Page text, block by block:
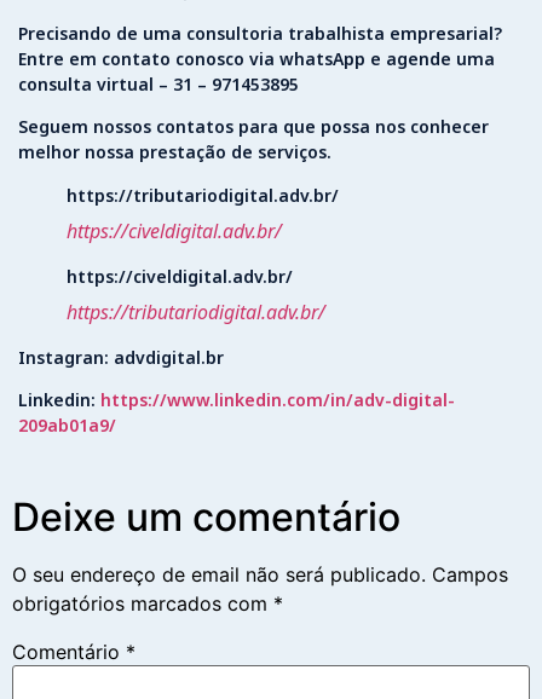
Precisando de uma consultoria trabalhista empresarial?
Entre em contato conosco via whatsApp e agende uma
consulta virtual – 31 – 971453895
Seguem nossos contatos para que possa nos conhecer
melhor nossa prestação de serviços.
https://tributariodigital.adv.br/
https://civeldigital.adv.br/
https://civeldigital.adv.br/
https://tributariodigital.adv.br/
Instagran: advdigital.br
Linkedin: https://www.linkedin.com/in/adv-digital-
209ab01a9/
Deixe um comentário
O seu endereço de email não será publicado. Campos
obrigatórios marcados com *
Comentário *